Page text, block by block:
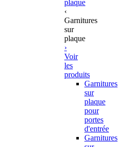
plaque
‹
Garnitures
sur
plaque
›
Voir
les
produits
Garnitures
sur
plaque
pour
portes
d'entrée
Garnitures